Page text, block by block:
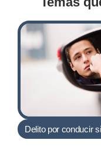
Delito por conducir